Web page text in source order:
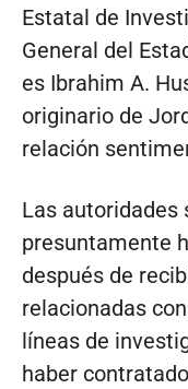
Estatal de
General del
es Ibrahim A.
originario de
relación
Las autoridades
presuntamente
después de
relacionadas
líneas de
haber